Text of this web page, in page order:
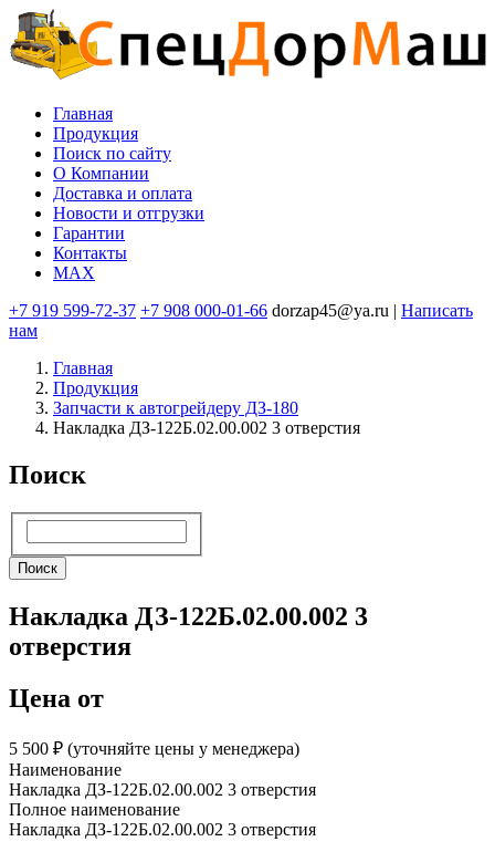
Перейти
к
основному
содержанию
Основная
навигация
Главная
Продукция
Поиск по сайту
O Компании
Доставка и оплата
Новости и отгрузки
Гарантии
Контакты
MAX
+7 919 599-72-37 +7 908 000-01-66 dorzap45@ya.ru | Написать
нам
Главная
Продукция
Запчасти к автогрейдеру ДЗ-180
Накладка ДЗ-122Б.02.00.002 3 отверстия
Поиск
Поиск
Накладка ДЗ-122Б.02.00.002 3
отверстия
Цена от
5 500 ₽︁ (уточняйте цены у менеджера)
Наименование
Накладка ДЗ-122Б.02.00.002 3 отверстия
Полное наименование
Накладка ДЗ-122Б.02.00.002 3 отверстия